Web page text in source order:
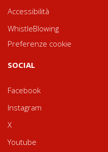
Accessibilità
WhistleBlowing
Preferenze cookie
SOCIAL
Facebook
Instagram
X
Youtube